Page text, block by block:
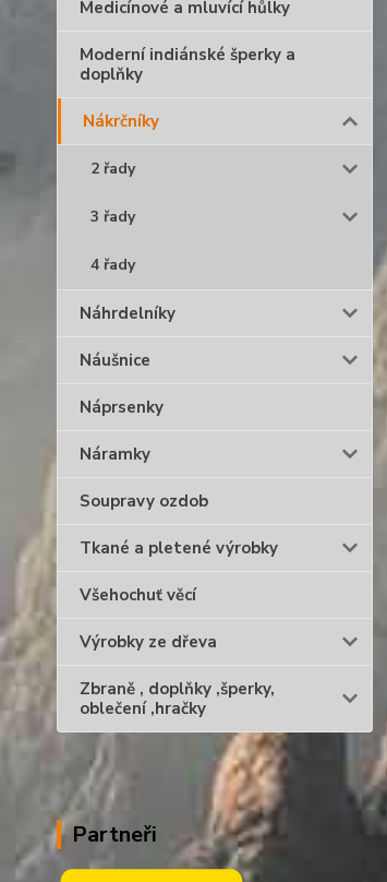
Medicínové a mluvící hůlky
Moderní indiánské šperky a
doplňky
Nákrčníky
2 řady
3 řady
4 řady
Náhrdelníky
Náušnice
Náprsenky
Náramky
Soupravy ozdob
Tkané a pletené výrobky
Všehochuť věcí
Výrobky ze dřeva
Zbraně , doplňky ,šperky,
oblečení ,hračky
Partneři